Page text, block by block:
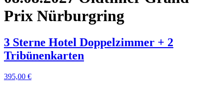
Prix Nürburgring
3 Sterne Hotel Doppelzimmer + 2
Tribünenkarten
395,00 €